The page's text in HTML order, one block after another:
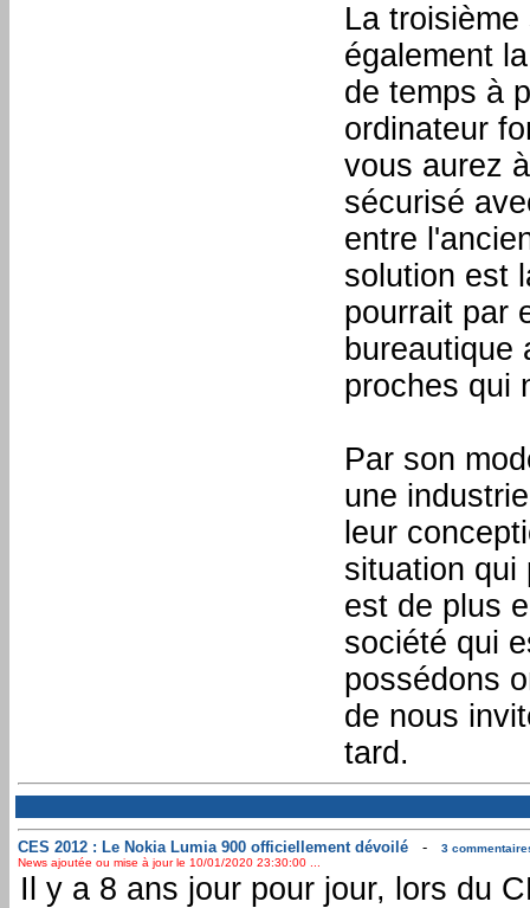
La
également
de temps à
ordinateur
vous aurez
sécurisé
entre
solution est
pourrait par
bureautique
proches qui
Par son
une
leur
situation qui
est de plus
société qui
possédons
de nous
tard.
CES 2012 : Le Nokia Lumia 900 officiellement dévoilé -
3
News ajoutée ou mise à jour le 10/01/2020 23:30:00 ...
Il y a 8 ans jour pour jour, lors du